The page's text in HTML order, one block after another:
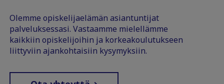
Olemme opiskelijaelämän asiantuntijat
palveluksessasi. Vastaamme mielellämme
kaikkiin opiskelijoihin ja korkeakoulutukseen
liittyviin ajankohtaisiin kysymyksiin.